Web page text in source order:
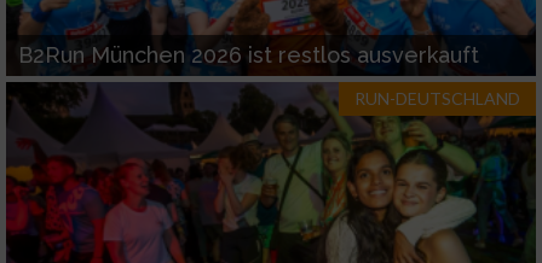
B2Run München 2026 ist restlos ausverkauft
RUN-DEUTSCHLAND